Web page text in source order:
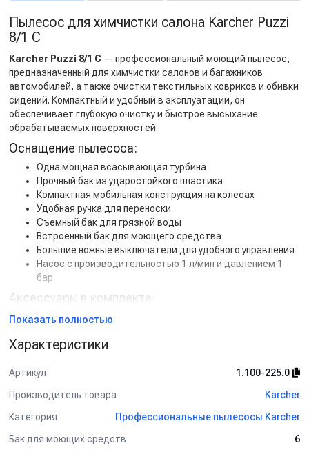
Пылесос для химчистки салона Karcher Puzzi
8/1 C
Karcher Puzzi 8/1 C — профессиональный моющий пылесос,
предназначенный для химчистки салонов и багажников
автомобилей, а также очистки текстильных ковриков и обивки
сидений. Компактный и удобный в эксплуатации, он
обеспечивает глубокую очистку и быстрое высыхание
обрабатываемых поверхностей.
Оснащение пылесоса:
Одна мощная всасывающая турбина
Прочный бак из ударостойкого пластика
Компактная мобильная конструкция на колесах
Удобная ручка для переноски
Съемный бак для грязной воды
Встроенный бак для моющего средства
Большие ножные выключатели для удобного управления
Насос с производительностью 1 л/мин и давлением 1
бар
Аксессуары в комплекте:
Всасывающий шланг с подводкой воды — 2.5 м
Ручная насадка
Очистка мягкой мебели и ковровых покрытий
Использование на автомойках и в клининговых
компаниях
Домашнее и профессиональное применение
Показать полностью
Характеристики
Артикул
1.100-225.0
Производитель товара
Karcher
Категория
Профессиональные пылесосы Karcher
Бак для моющих средств
6